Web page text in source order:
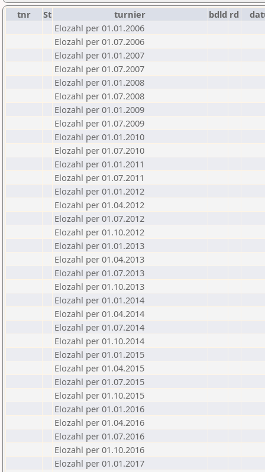
tnr St turnier bdld rd
Elozahl per 01.01.2006
Elozahl per 01.07.2006
Elozahl per 01.01.2007
Elozahl per 01.07.2007
Elozahl per 01.01.2008
Elozahl per 01.07.2008
Elozahl per 01.01.2009
Elozahl per 01.07.2009
Elozahl per 01.01.2010
Elozahl per 01.07.2010
Elozahl per 01.01.2011
Elozahl per 01.07.2011
Elozahl per 01.01.2012
Elozahl per 01.04.2012
Elozahl per 01.07.2012
Elozahl per 01.10.2012
Elozahl per 01.01.2013
Elozahl per 01.04.2013
Elozahl per 01.07.2013
Elozahl per 01.10.2013
Elozahl per 01.01.2014
Elozahl per 01.04.2014
Elozahl per 01.07.2014
Elozahl per 01.10.2014
Elozahl per 01.01.2015
Elozahl per 01.04.2015
Elozahl per 01.07.2015
Elozahl per 01.10.2015
Elozahl per 01.01.2016
Elozahl per 01.04.2016
Elozahl per 01.07.2016
Elozahl per 01.10.2016
Elozahl per 01.01.2017